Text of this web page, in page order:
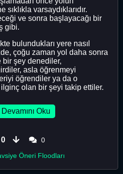
varsaydıklarıdır.
ve sonra başlayacağı bir
gibi.
bulundukları yere nasıl
çoğu zaman yol daha sonra
bir şey denediler,
asla öğrenmeyi
öğrendiler ya da o
olan bir şeyi takip ettiler.
Devamını Oku
0
0
Öneri Floodları